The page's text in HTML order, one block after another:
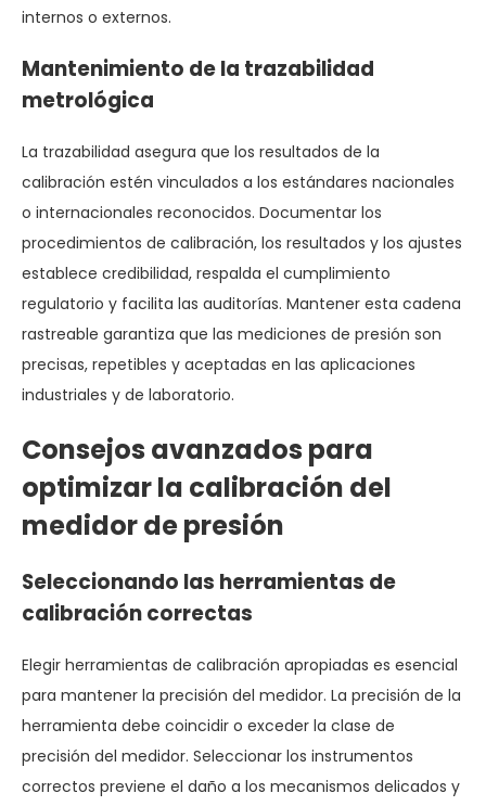
internos o externos.
Mantenimiento de la trazabilidad
metrológica
La trazabilidad asegura que los resultados de la
calibración estén vinculados a los estándares nacionales
o internacionales reconocidos. Documentar los
procedimientos de calibración, los resultados y los ajustes
establece credibilidad, respalda el cumplimiento
regulatorio y facilita las auditorías. Mantener esta cadena
rastreable garantiza que las mediciones de presión son
precisas, repetibles y aceptadas en las aplicaciones
industriales y de laboratorio.
Consejos avanzados para
optimizar la calibración del
medidor de presión
Seleccionando las herramientas de
calibración correctas
Elegir herramientas de calibración apropiadas es esencial
para mantener la precisión del medidor. La precisión de la
herramienta debe coincidir o exceder la clase de
precisión del medidor. Seleccionar los instrumentos
correctos previene el daño a los mecanismos delicados y